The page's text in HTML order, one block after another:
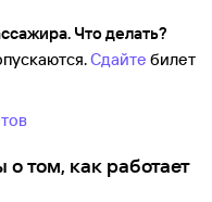
Что делать?
Сдайте билет
том, как работает